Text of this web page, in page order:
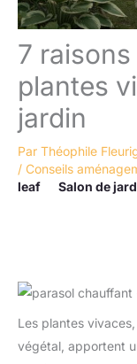
7
plantes
jardin
Par Théophile
/ Conseils
leaf
Salon de
Les plantes
végétal, apportent